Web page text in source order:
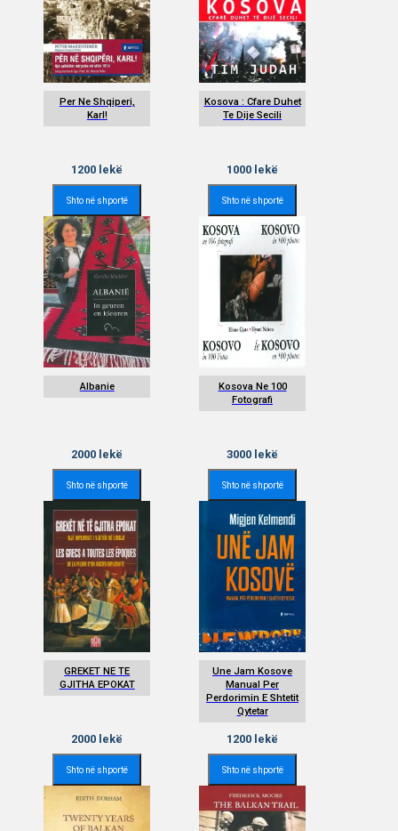
Per Ne Shqiperi,
Karl!
1200 lekë
Shto në shportë
Kosova : Cfare Duhet
Te Dije Secili
1000 lekë
Shto në shportë
Albanie
2000 lekë
Shto në shportë
Kosova Ne 100
Fotografi
3000 lekë
Shto në shportë
GREKET NE TE
GJITHA EPOKAT
2000 lekë
Shto në shportë
Une Jam Kosove
Manual Per
Perdorimin E Shtetit
Qytetar
1200 lekë
Shto në shportë